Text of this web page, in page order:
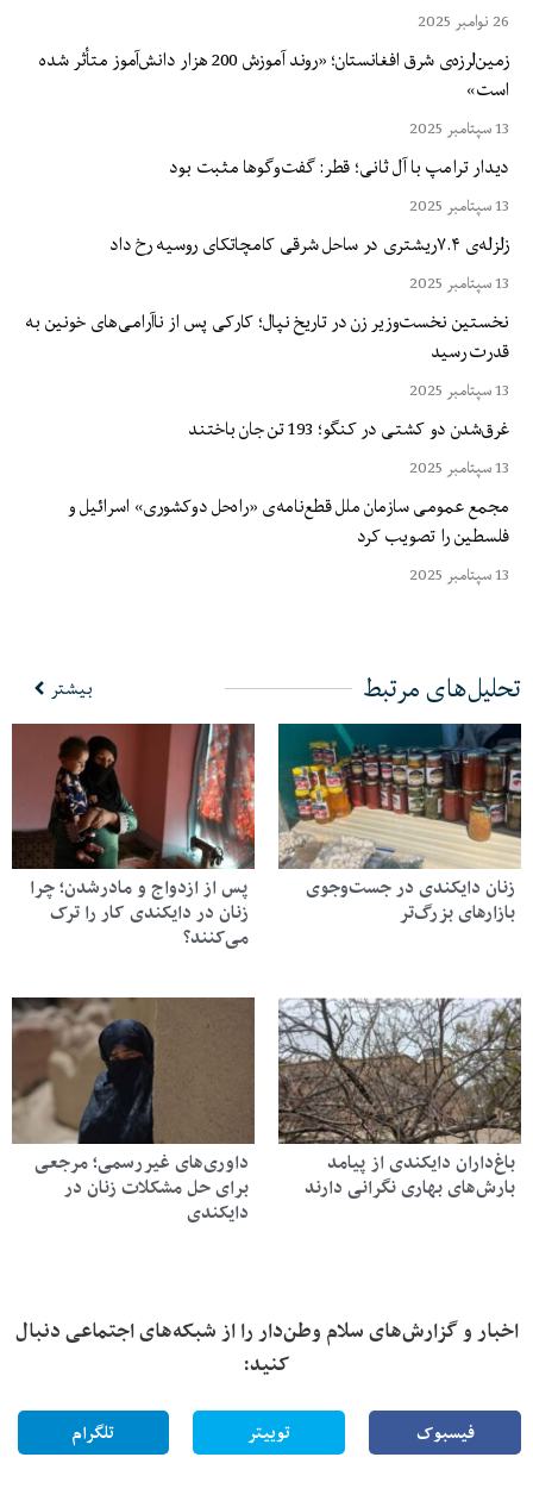
26 نوامبر 2025
زمین‌لرزه‌ی شرق افغانستان؛ «روند آموزش 200 هزار دانش‌آموز متأثر شده
است»
13 سپتامبر 2025
دیدار ترامپ با آل ثانی؛ قطر: گفت‌وگوها مثبت بود
13 سپتامبر 2025
زلزله‌ی ۷.۴ریشتری در ساحل شرقی کامچاتکای روسیه رخ داد
13 سپتامبر 2025
نخستین نخست‌وزیر زن در تاریخ نپال؛ کارکی پس از ناآرامی‌های خونین به
قدرت رسید
13 سپتامبر 2025
غرق‌شدن دو کشتی در کنگو؛ 193 تن جان باختند
13 سپتامبر 2025
مجمع عمومی سازمان ملل قطع‌نامه‌ی «راه‌حل دوکشوری» اسرائیل و
فلسطین را تصویب کرد
13 سپتامبر 2025
تحلیل‌های مرتبط بیشتر
زنان دایکندی در جست‌وجوی
بازارهای بزرگ‌تر
پس از ازدواج و مادرشدن؛ چرا
زنان در دایکندی کار را ترک
می‌کنند؟
باغ‌داران دایکندی از پیامد
بارش‌های بهاری نگرانی دارند
داوری‌های غیررسمی؛ مرجعی
برای حل مشکلات زنان در
دایکندی
اخبار و گزارش‌های سلام وطن‌دار را از شبکه‌های اجتماعی دنبال
کنید:
فیسبوک توییتر تلگرام